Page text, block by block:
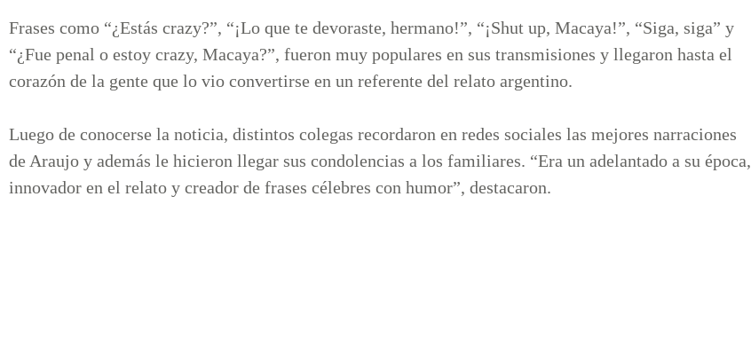
Frases como “¿Estás crazy?”, “¡Lo que te devoraste, hermano!”, “¡Shut up, Macaya!”, “Siga, siga” y
“¿Fue penal o estoy crazy, Macaya?”, fueron muy populares en sus transmisiones y llegaron hasta el
corazón de la gente que lo vio convertirse en un referente del relato argentino.
Luego de conocerse la noticia, distintos colegas recordaron en redes sociales las mejores narraciones
de Araujo y además le hicieron llegar sus condolencias a los familiares. “Era un adelantado a su época,
innovador en el relato y creador de frases célebres con humor”, destacaron.